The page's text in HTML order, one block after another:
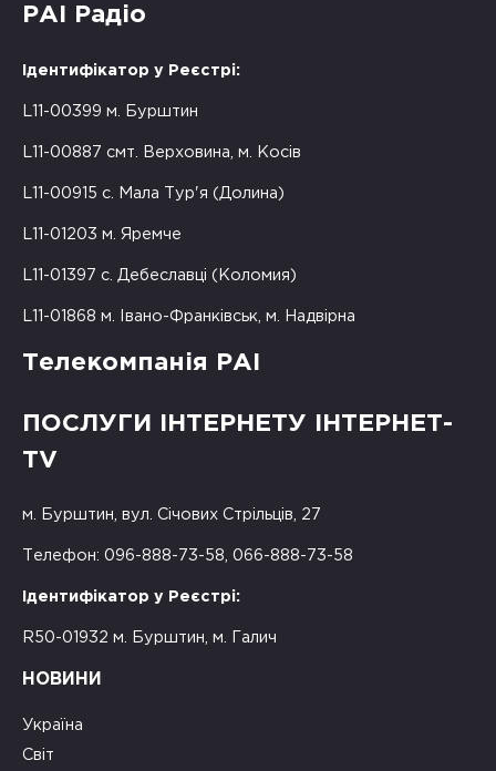
РАІ Радіо
Ідентифікатор у Реєстрі:
L11-00399 м. Бурштин
L11-00887 смт. Верховина, м. Косів
L11-00915 с. Мала Тур'я (Долина)
L11-01203 м. Яремче
L11-01397 с. Дебеславці (Коломия)
L11-01868 м. Івано-Франківськ, м. Надвірна
Телекомпанія РАІ
ПОСЛУГИ ІНТЕРНЕТУ ІНТЕРНЕТ-
TV
м. Бурштин, вул. Січових Стрільців, 27
Телефон: 096-888-73-58, 066-888-73-58
Ідентифікатор у Реєстрі:
R50-01932 м. Бурштин, м. Галич
НОВИНИ
Україна
Світ